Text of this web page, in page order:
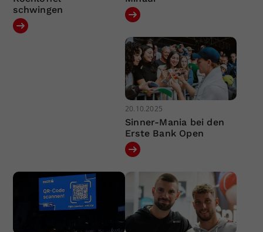
schwingen
20.10.2025
Sinner-Mania bei den
Erste Bank Open